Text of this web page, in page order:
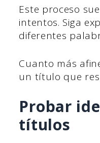
Este proceso
intentos. Siga
diferentes
Cuanto más
un título que
Probar
títulos